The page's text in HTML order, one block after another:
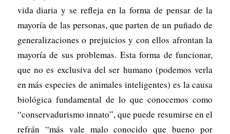
vida diaria y se refleja en la forma de pensar de la
mayoría de las personas, que parten de un puñado de
generalizaciones o prejuicios y con ellos afrontan la
mayoría de sus problemas. Esta forma de funcionar,
que no es exclusiva del ser humano (podemos verla
en más especies de animales inteligentes) es la causa
biológica fundamental de lo que conocemos como
“conservadurismo innato”, que puede resumirse en el
refrán “más vale malo conocido que bueno por